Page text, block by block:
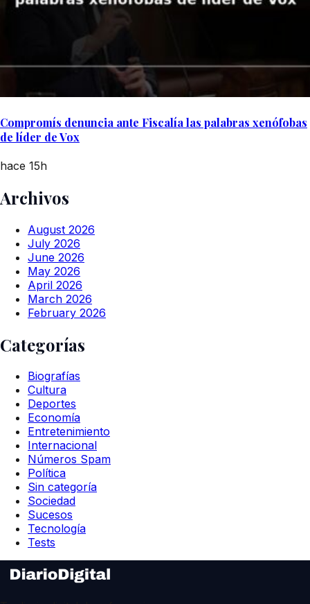
Compromís denuncia ante Fiscalía las palabras xenófobas
de líder de Vox
hace 15h
Archivos
August 2026
July 2026
June 2026
May 2026
April 2026
March 2026
February 2026
Categorías
Biografías
Cultura
Deportes
Economía
Entretenimiento
Internacional
Números Spam
Política
Sin categoría
Sociedad
Sucesos
Tecnología
Tests